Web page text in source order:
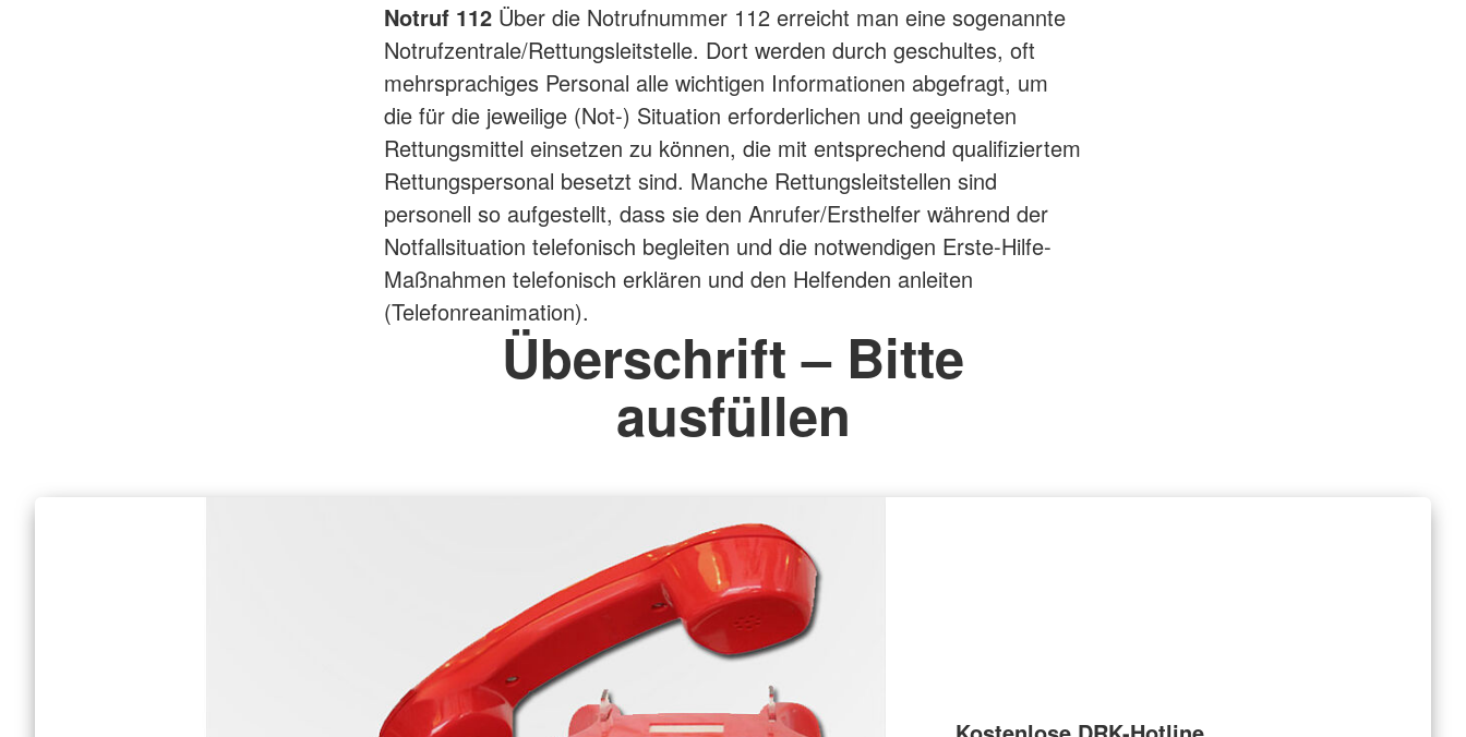
Notruf 112 Über die Notrufnummer 112 erreicht man eine sogenannte
Notrufzentrale/Rettungsleitstelle. Dort werden durch geschultes, oft
mehrsprachiges Personal alle wichtigen Informationen abgefragt, um
die für die jeweilige (Not-) Situation erforderlichen und geeigneten
Rettungsmittel einsetzen zu können, die mit entsprechend qualifiziertem
Rettungspersonal besetzt sind. Manche Rettungsleitstellen sind
personell so aufgestellt, dass sie den Anrufer/Ersthelfer während der
Notfallsituation telefonisch begleiten und die notwendigen Erste-Hilfe-
Maßnahmen telefonisch erklären und den Helfenden anleiten
(Telefonreanimation).
Überschrift – Bitte
ausfüllen